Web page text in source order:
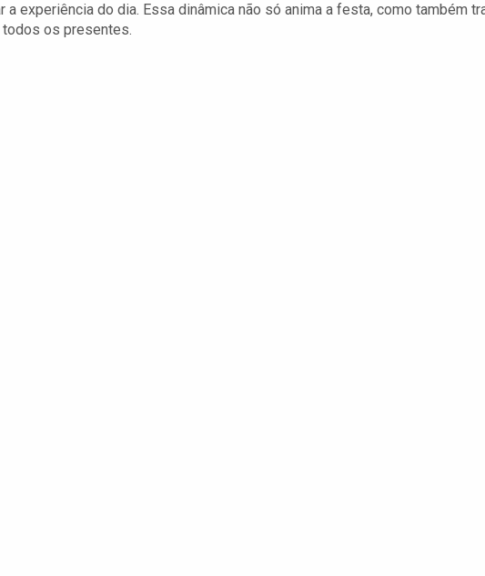
a experiência do dia. Essa dinâmica não só anima a festa, como também
os presentes.